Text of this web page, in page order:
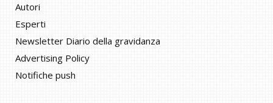
Autori
Esperti
Newsletter Diario della gravidanza
Advertising Policy
Notifiche push